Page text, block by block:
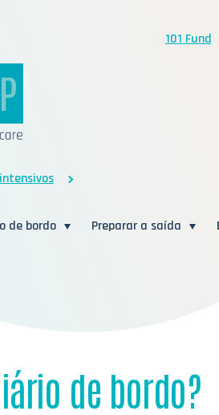
101 Fund
de bordo Preparar a saída
de bordo?